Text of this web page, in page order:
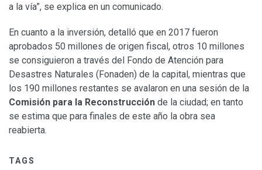
a la vía”, se explica en un comunicado.
En cuanto a la inversión, detalló que en 2017 fueron
aprobados 50 millones de origen fiscal, otros 10 millones
se consiguieron a través del Fondo de Atención para
Desastres Naturales (Fonaden) de la capital, mientras que
los 190 millones restantes se avalaron en una sesión de la
Comisión para la Reconstrucción de la ciudad; en tanto
se estima que para finales de este año la obra sea
reabierta.
TAGS